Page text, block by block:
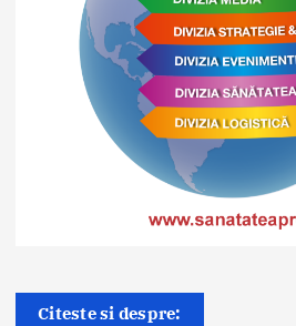
Citeste si despre: